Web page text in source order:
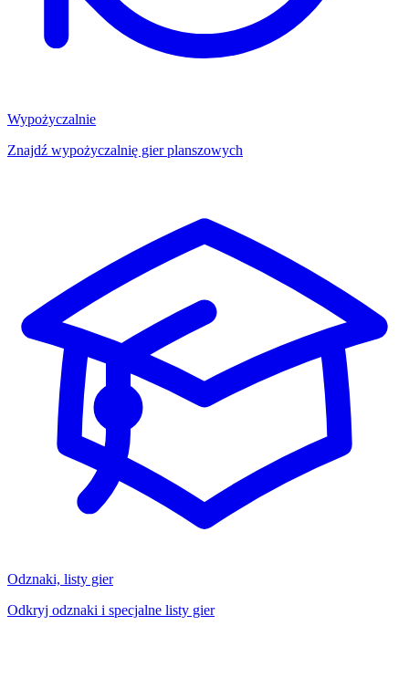
Wypożyczalnie
Znajdź wypożyczalnię gier planszowych
Odznaki, listy gier
Odkryj odznaki i specjalne listy gier